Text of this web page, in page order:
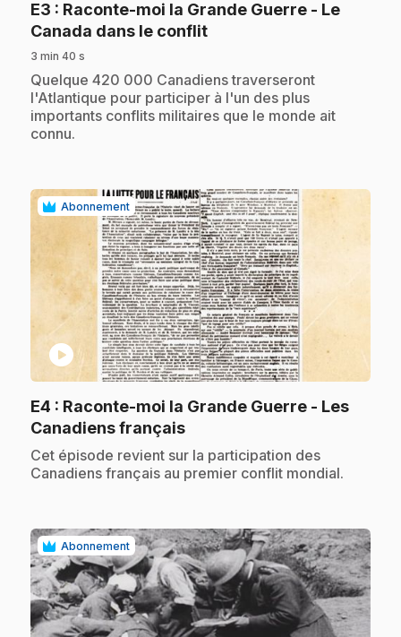
E3 : Raconte-moi la Grande Guerre - Le
Canada dans le conflit.
3 min 40 s
.Quelque 420 000 Canadiens traverseront
l'Atlantique pour participer à l'un des plus
importants conflits militaires que le monde ait
connu.
Abonnement
play_circle
E4 : Raconte-moi la Grande Guerre - Les
Canadiens français.
.Cet épisode revient sur la participation des
Canadiens français au premier conflit mondial.
Abonnement